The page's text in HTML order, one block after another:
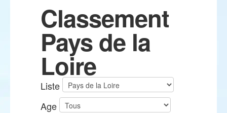
Classement
Pays de la
Loire
Liste
Age